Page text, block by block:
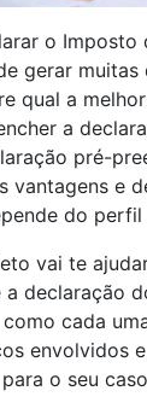
o Imposto
gerar
qual a
a
pré-
vantagens e
do
vai te
declaração
cada
envolvidos
o seu